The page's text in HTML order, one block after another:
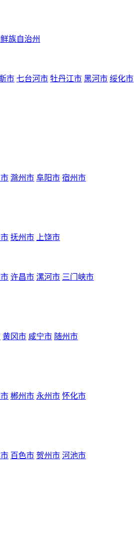
族自治州
市 七台河市 牡丹江市 黑河市 绥化市
滁州市 阜阳市 宿州市
抚州市 上饶市
许昌市 漯河市 三门峡市
黄冈市 咸宁市 随州市
郴州市 永州市 怀化市
百色市 贺州市 河池市